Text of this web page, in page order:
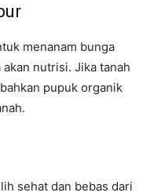
menanam bunga
nutrisi. Jika tanah
pupuk organik
sehat dan bebas dari